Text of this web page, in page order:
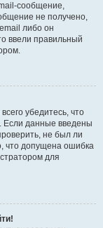
сообщение,
не получено,
либо он
ввели правильный
убедитесь, что
Если данные введены
не был ли
что допущена ошибка
для